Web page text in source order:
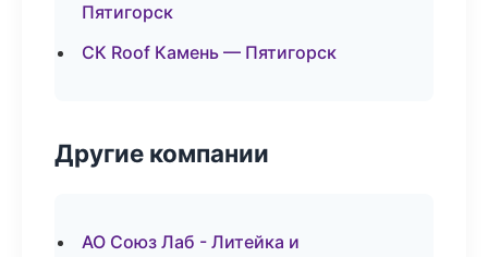
Пятигорск
СК Roof Камень — Пятигорск
Другие компании
АО Союз Лаб - Литейка и